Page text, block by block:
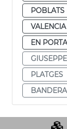
POBLATS
VALENCIA
EN
PLATGES